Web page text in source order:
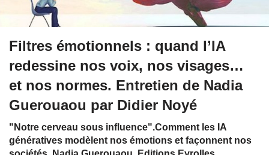
Filtres émotionnels : quand l’IA
redessine nos voix, nos visages…
et nos normes. Entretien de Nadia
Guerouaou par Didier Noyé
"Notre cerveau sous influence".Comment les IA
génératives modèlent nos émotions et façonnent nos